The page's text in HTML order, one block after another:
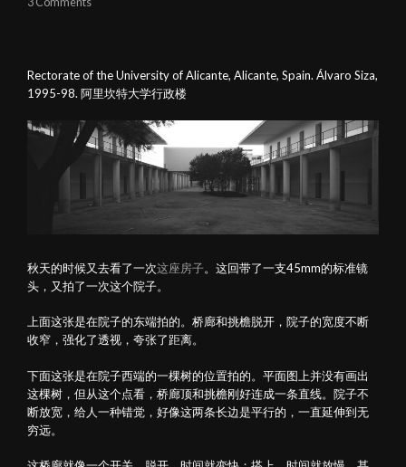
Rectorate of the University of Alicante, Alicante, Spain. Álvaro Siza,
1995-98. 阿里坎特大学行政楼
秋天的时候又去看了一次这座房子。这回带了一支45mm的标准镜
头，又拍了一次这个院子。
上面这张是在院子的东端拍的。桥廊和挑檐脱开，院子的宽度不断
收窄，强化了透视，夸张了距离。
下面这张是在院子西端的一棵树的位置拍的。平面图上并没有画出
这棵树，但从这个点看，桥廊顶和挑檐刚好连成一条直线。院子不
断放宽，给人一种错觉，好像这两条长边是平行的，一直延伸到无
穷远。